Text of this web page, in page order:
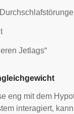
Jetlags“
eng mit dem
interagiert,